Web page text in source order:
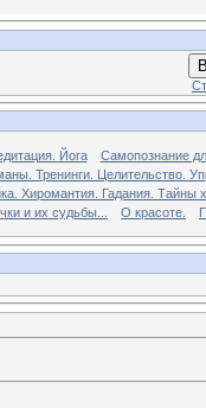
Йога
Самопознание
Тренинги. Целительство.
Хиромантия. Гадания. Тайны
и их судьбы...
О красоте.